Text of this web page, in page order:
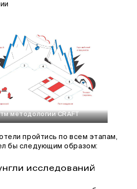
методологии CRAFT
пройтись по всем этапам,
бы следующим образом:
исследований